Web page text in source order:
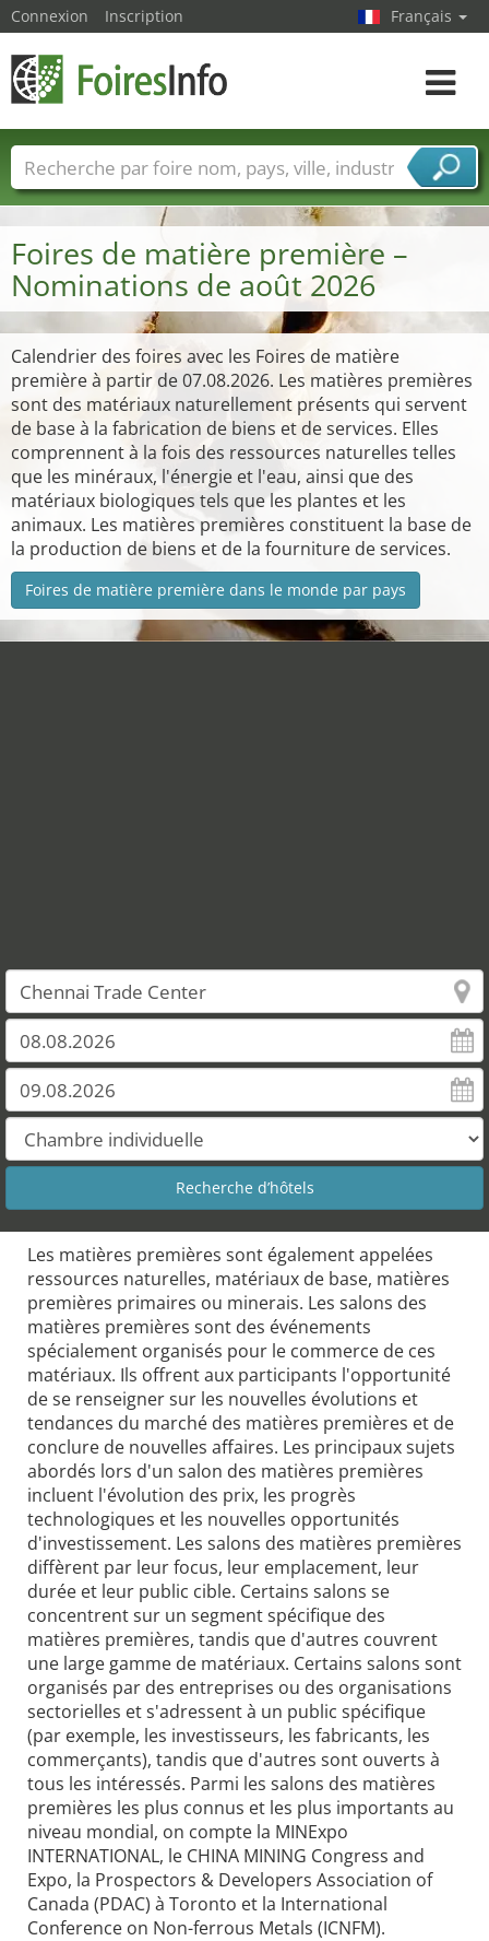
Foires de matière première –
Nominations de août 2026
Calendrier des foires avec les Foires de matière
première à partir de 07.08.2026. Les matières premières
sont des matériaux naturellement présents qui servent
de base à la fabrication de biens et de services. Elles
comprennent à la fois des ressources naturelles telles
que les minéraux, l'énergie et l'eau, ainsi que des
matériaux biologiques tels que les plantes et les
animaux. Les matières premières constituent la base de
la production de biens et de la fourniture de services.
Foires de matière première dans le monde par pays
Les matières premières sont également appelées
ressources naturelles, matériaux de base, matières
premières primaires ou minerais. Les salons des
matières premières sont des événements
spécialement organisés pour le commerce de ces
matériaux. Ils offrent aux participants l'opportunité
de se renseigner sur les nouvelles évolutions et
tendances du marché des matières premières et de
conclure de nouvelles affaires. Les principaux sujets
abordés lors d'un salon des matières premières
incluent l'évolution des prix, les progrès
technologiques et les nouvelles opportunités
d'investissement. Les salons des matières premières
diffèrent par leur focus, leur emplacement, leur
durée et leur public cible. Certains salons se
concentrent sur un segment spécifique des
matières premières, tandis que d'autres couvrent
une large gamme de matériaux. Certains salons sont
organisés par des entreprises ou des organisations
sectorielles et s'adressent à un public spécifique
(par exemple, les investisseurs, les fabricants, les
commerçants), tandis que d'autres sont ouverts à
tous les intéressés. Parmi les salons des matières
premières les plus connus et les plus importants au
niveau mondial, on compte la MINExpo
INTERNATIONAL, le CHINA MINING Congress and
Expo, la Prospectors & Developers Association of
Canada (PDAC) à Toronto et la International
Conference on Non-ferrous Metals (ICNFM).
Connexion Inscription Français
Toggle
Foire noms Pays Villes
Secteurs de foire
Secteurs du fournisseur de services